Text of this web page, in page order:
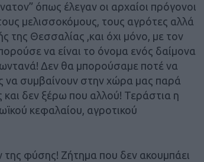
όπως έλεγαν οι αρχαίοι πρόγονοι
μελισσοκόμους, τους αγρότες αλλά
της Θεσσαλίας ,και όχι μόνο, με τον
να είναι το όνομα ενός δαίμονα
Δεν θα μπορούσαμε ποτέ να
να συμβαίνουν στην χώρα μας παρά
και δεν ξέρω που αλλού! Τεράστια η
κεφαλαίου, αγροτικού
της φύσης! Ζήτημα που δεν ακουμπάει